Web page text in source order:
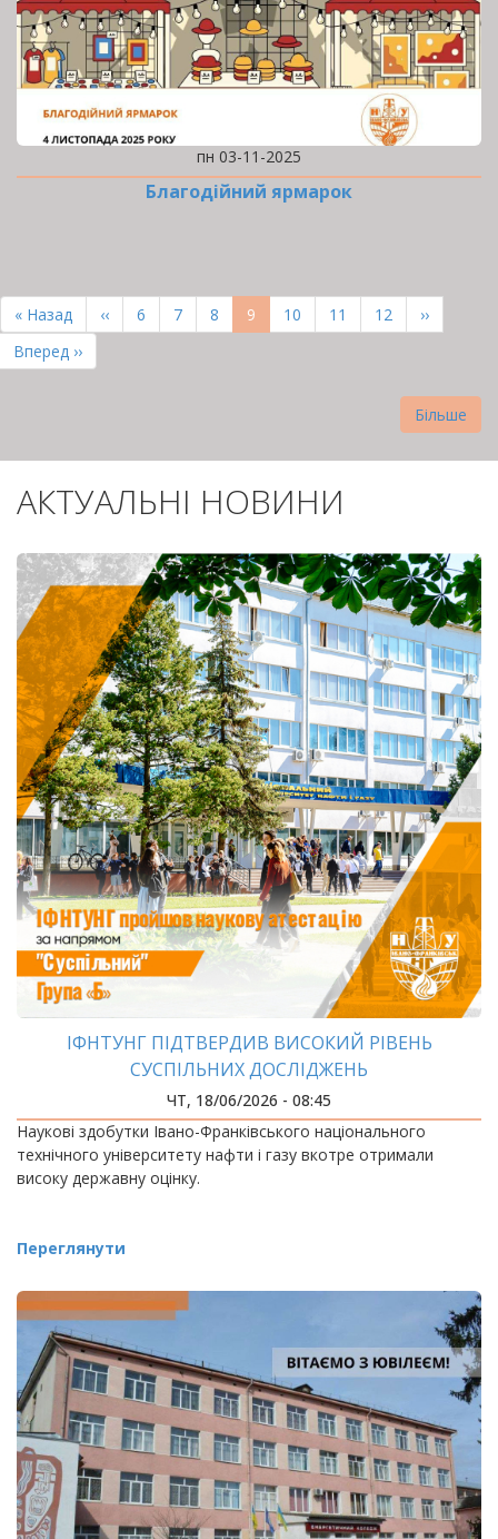
пн 03-11-2025
Благодійний ярмарок
НА
СТОРІНКИ
Перша
сторінка
« Назад
Попередня
сторінка
‹‹ Page
6 Page
7 Page
8
Поточна
сторінка
9 Page
10 Page
11 Page
12
Наступна
сторінка
››
Остання
сторінка
Вперед ››
Більше
АКТУАЛЬНІ НОВИНИ
ІФНТУНГ ПІДТВЕРДИВ ВИСОКИЙ РІВЕНЬ
СУСПІЛЬНИХ ДОСЛІДЖЕНЬ
ЧТ, 18/06/2026 - 08:45
Наукові здобутки Івано-Франківського національного
технічного університету нафти і газу вкотре отримали
високу державну оцінку.
Переглянути